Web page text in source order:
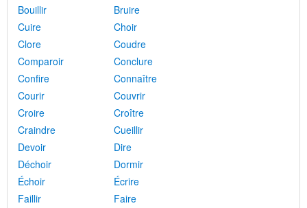
Bouillir
Bruire
Cuire
Choir
Clore
Coudre
Comparoir
Conclure
Confire
Connaître
Courir
Couvrir
Croire
Croître
Craindre
Cueillir
Devoir
Dire
Déchoir
Dormir
Échoir
Écrire
Faillir
Faire